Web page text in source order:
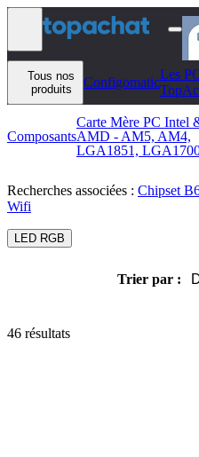
Aller au contenu
Tous nos
produits
Configomatic
Les
Composants
Carte Mère PC Intel
AMD - AM5, AM4,
LGA1851,
Recherches associées : Chipset
Wifi
LED RGB
Trier par :
46 résultats